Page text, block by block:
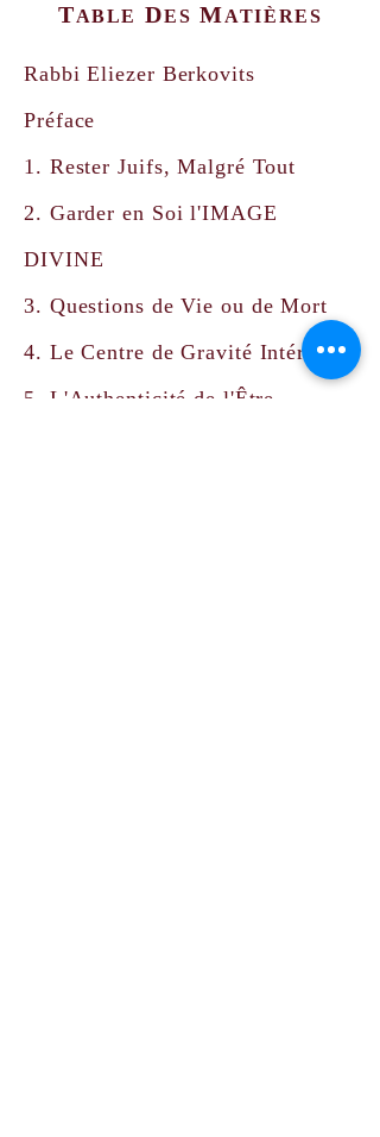
TABLE DES MATIÈRES
Rabbi Eliezer Berkovits
Préface
1. Rester Juifs, Malgré Tout
2. Garder en Soi l'IMAGE
DIVINE
3. Questions de Vie ou de Mort
4. Le Centre de Gravité Intérieure
5. L'Authenticité de l'Être